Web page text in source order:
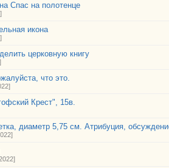
Спас на полотенце
икона
церковную книгу
что это.
Крест", 15в.
диаметр 5,75 см. Атрибуция,